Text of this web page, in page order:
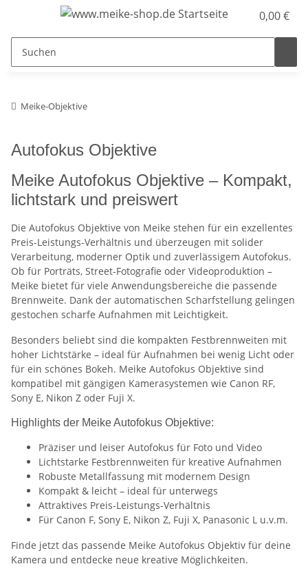
0,00 €
Meike-Objektive
Autofokus Objektive
Meike Autofokus Objektive – Kompakt,
lichtstark und preiswert
Die Autofokus Objektive von Meike stehen für ein exzellentes
Preis-Leistungs-Verhältnis und überzeugen mit solider
Verarbeitung, moderner Optik und zuverlässigem Autofokus.
Ob für Porträts, Street-Fotografie oder Videoproduktion –
Meike bietet für viele Anwendungsbereiche die passende
Brennweite. Dank der automatischen Scharfstellung gelingen
gestochen scharfe Aufnahmen mit Leichtigkeit.
Besonders beliebt sind die kompakten Festbrennweiten mit
hoher Lichtstärke – ideal für Aufnahmen bei wenig Licht oder
für ein schönes Bokeh. Meike Autofokus Objektive sind
kompatibel mit gängigen Kamerasystemen wie Canon RF,
Sony E, Nikon Z oder Fuji X.
Highlights der Meike Autofokus Objektive:
Präziser und leiser Autofokus für Foto und Video
Lichtstarke Festbrennweiten für kreative Aufnahmen
Robuste Metallfassung mit modernem Design
Kompakt & leicht – ideal für unterwegs
Attraktives Preis-Leistungs-Verhältnis
Für Canon F, Sony E, Nikon Z, Fuji X, Panasonic L u.v.m.
Finde jetzt das passende Meike Autofokus Objektiv für deine
Kamera und entdecke neue kreative Möglichkeiten.